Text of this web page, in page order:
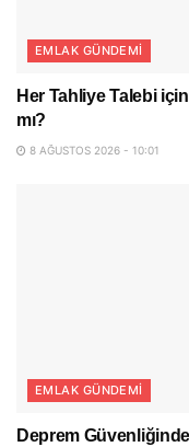
EMLAK GÜNDEMI
Her Tahliye Talebi
mı?
8 AĞUSTOS 2026 - 10:01
EMLAK GÜNDEMI
Deprem